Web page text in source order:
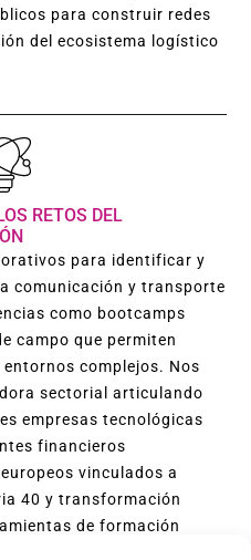
para construir redes
del ecosistema logístico
RETOS DEL
para identificar y
comunicación y transporte
como bootcamps
campo que permiten
complejos. Nos
sectorial articulando
empresas tecnológicas
financieros
vinculados a
40 y transformación
de formación